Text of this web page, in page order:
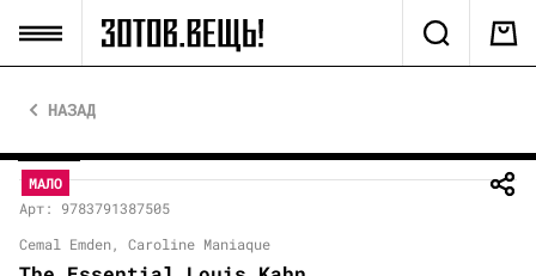
НАЗАД
МАЛО
Арт: 9783791387505
Cemal Emden, Caroline Maniaque